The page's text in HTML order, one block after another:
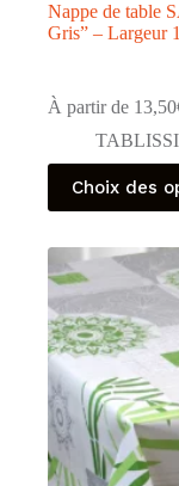
Nappe de table
Gris” – Largeur
À partir de 13,50
Choix des
Ce
produit
a
variations.
Les
options
peuvent
être
choisies
sur
la
page
du
produit